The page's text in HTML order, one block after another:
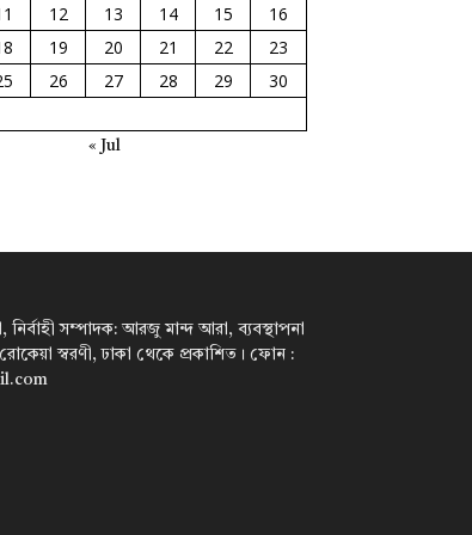
12 13 14 15
16
19 20 21 22
23
26 27 28 29
30
« Jul
সম্পাদক: আরজু মান্দ আরা, ব্যবস্থাপনা
স্বরণী, ঢাকা থেকে প্রকাশিত। ফোন :